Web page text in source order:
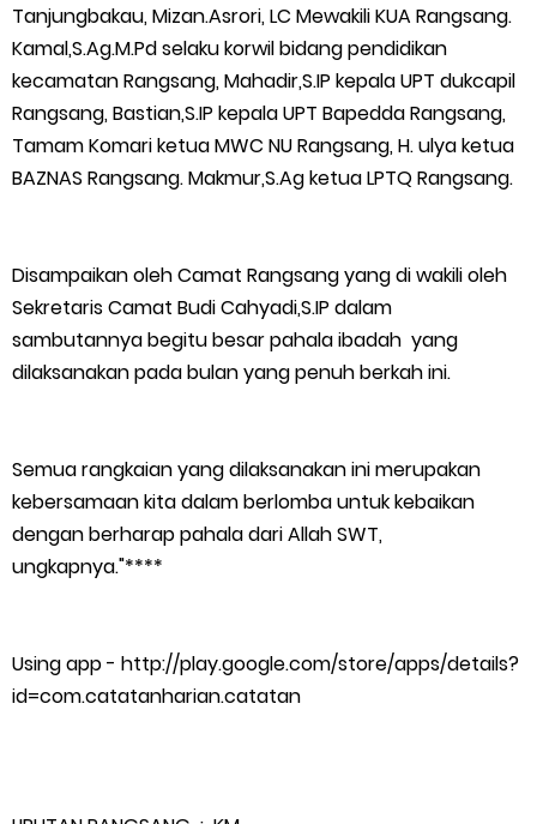
dan Gambut
Kapolres Kep. Meranti Besuk Tokoh Masyarakat H. Katan di
RSUD Selatpanjang
Jagung 1,5 Hektare, Dukung Ketahanan Pangan
Mantan Wakil Ketua DPRD Riau Dukung Penuh Penerbitan Buku
Sejarah Perjuangan Lahirnya Kabupaten Kepulauan
Friday, 7 August
Tanjungbakau, Mizan.Asrori, LC Mewakili KUA Rangsang.
Kamal,S.Ag.M.Pd selaku korwil bidang pendidikan
kecamatan Rangsang, Mahadir,S.IP kepala UPT dukcapil
Rangsang, Bastian,S.IP kepala UPT Bapedda Rangsang,
Tamam Komari ketua MWC NU Rangsang, H. ulya ketua
BAZNAS Rangsang. Makmur,S.Ag ketua LPTQ Rangsang.
Disampaikan oleh Camat Rangsang yang di wakili oleh
Sekretaris Camat Budi Cahyadi,S.IP dalam
sambutannya begitu besar pahala ibadah yang
dilaksanakan pada bulan yang penuh berkah ini.
Semua rangkaian yang dilaksanakan ini merupakan
kebersamaan kita dalam berlomba untuk kebaikan
dengan berharap pahala dari Allah SWT,
ungkapnya."****
Using app - http://play.google.com/store/apps/details?
id=com.catatanharian.catatan